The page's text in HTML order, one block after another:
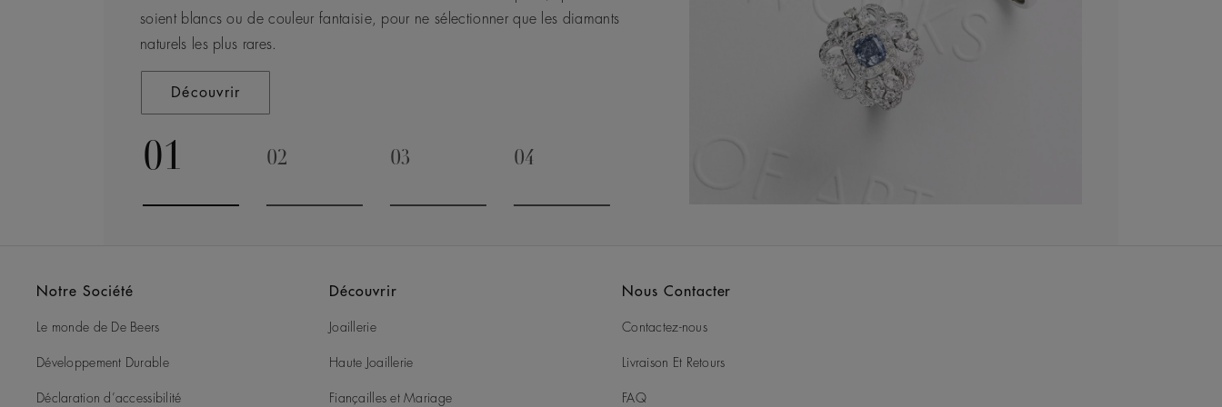
soient blancs ou de couleur fantaisie, pour ne sélectionner que les diamants
naturels les plus rares.
Découvrir
Découvrir
personnes vivant dans leurs régions d’extraction et sur ces régions elles-
mêmes. C’est cet engagement qui est retranscrit dans Building Forever, un
concept au cœur de tout ce que nous faisons.
01
Go to slide 1
02 03 04
Notre Société
Le monde de De Beers
Développement Durable
Déclaration d’accessibilité
Découvrir
Joaillerie
Haute Joaillerie
Fiançailles et Mariage
Nous Contacter
Contactez-nous
Livraison Et Retours
FAQ